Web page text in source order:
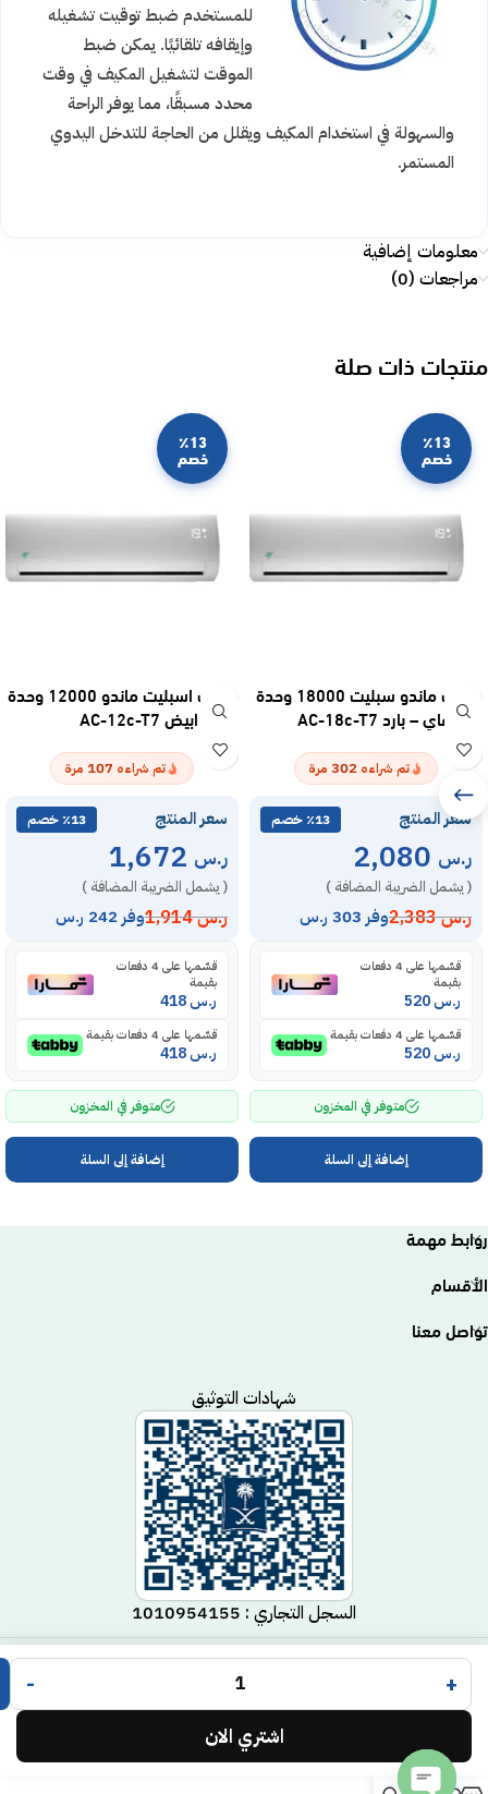
للمستخدم ضبط توقيت تشغيله
وإيقافه تلقائيًا. يمكن ضبط
الموقت لتشغيل المكيف في وقت
محدد مسبقًا، مما يوفر الراحة
والسهولة في استخدام المكيف ويقلل من الحاجة للتدخل اليدوي
المستمر.
معلومات إضافية
مراجعات (0)
منتجات ذات صلة
٪13
خصم
مكيف ماندو سبليت 18000 وحدة
واي فاي – بارد AC-18c-T7
تم شراءه 302 مرة
سعر المنتج ٪13 خصم
ر.س
( يشمل الضريبة المضافة )
ر.س2,383 وفر 303 ر.س
قسّمها على 4 دفعات
بقيمة
ر.س
قسّمها على 4 دفعات بقيمة
ر.س
متوفر في المخزون
إضافة إلى السلة
٪13
خصم
مكيف اسبليت ماندو 12000 وحدة
– بارد ابيض AC-12c-T7
تم شراءه 107 مرة
سعر المنتج ٪13 خصم
ر.س
( يشمل الضريبة المضافة )
ر.س1,914 وفر 242 ر.س
قسّمها على 4 دفعات
بقيمة
ر.س
قسّمها على 4 دفعات بقيمة
ر.س
متوفر في المخزون
إضافة إلى السلة
روابط مهمة
الأقسام
تواصل معنا
شهادات التوثيق
السجل التجاري : 1010954155
جميع الحقوق محفوظة لـمتجر مكيف© 2025.
تم التطوير بواسطة
+
-
اشتري الان